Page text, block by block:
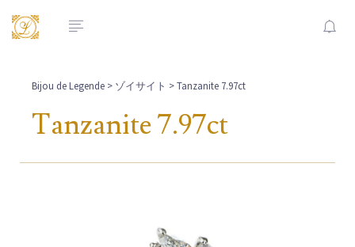
Bijou de Legende > ゾイサイト > Tanzanite 7.97ct
Tanzanite 7.97ct